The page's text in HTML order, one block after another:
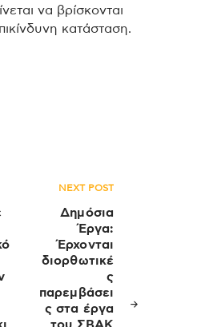
να βρίσκονται
κατάσταση.
NEXT POST
Δημόσια
Έργα:
Έρχονται
διορθωτικέ
ς
παρεμβάσει
ς στα έργα
του ΣΒΑΚ